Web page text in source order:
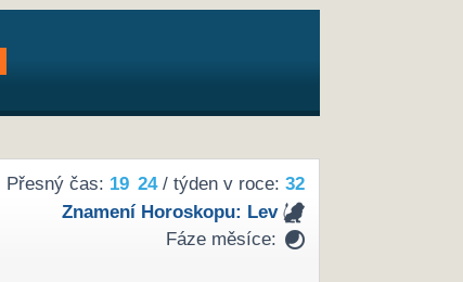
Přesný čas: 19 24/ týden v roce: 32
Znamení Horoskopu: Lev
Fáze měsíce: